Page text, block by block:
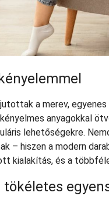
a merev,
anyagokkal
lehetőségekre.
– hiszen a modern
kialakítás, és a